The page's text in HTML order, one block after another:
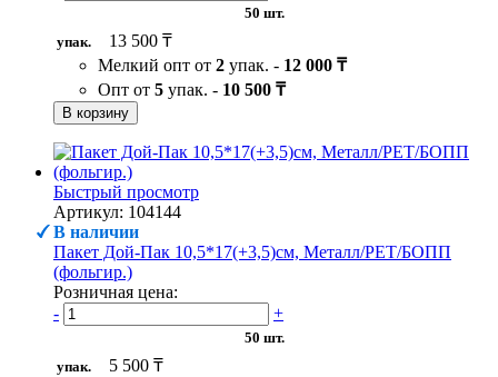
50 шт.
упак.
13 500 ₸
Мелкий опт от 2 упак. - 12 000 ₸
Опт от 5 упак. - 10 500 ₸
В корзину
Быстрый просмотр
Артикул: 104144
В наличии
Пакет Дой-Пак 10,5*17(+3,5)см, Металл/PET/БОПП
(фольгир.)
Розничная цена:
-
+
50 шт.
упак.
5 500 ₸